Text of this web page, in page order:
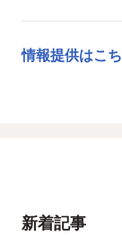
情報提供はこ
新着記事